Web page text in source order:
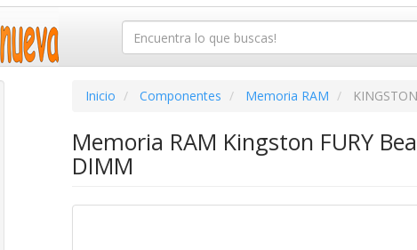
Inicio Componentes Memoria RAM
Memoria RAM Kingston FURY
DIMM